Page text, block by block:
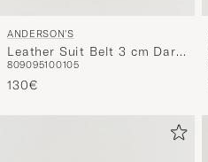
ANDERSON'S
Leather Suit Belt 3 cm Dark
Brown
809095100105
130€